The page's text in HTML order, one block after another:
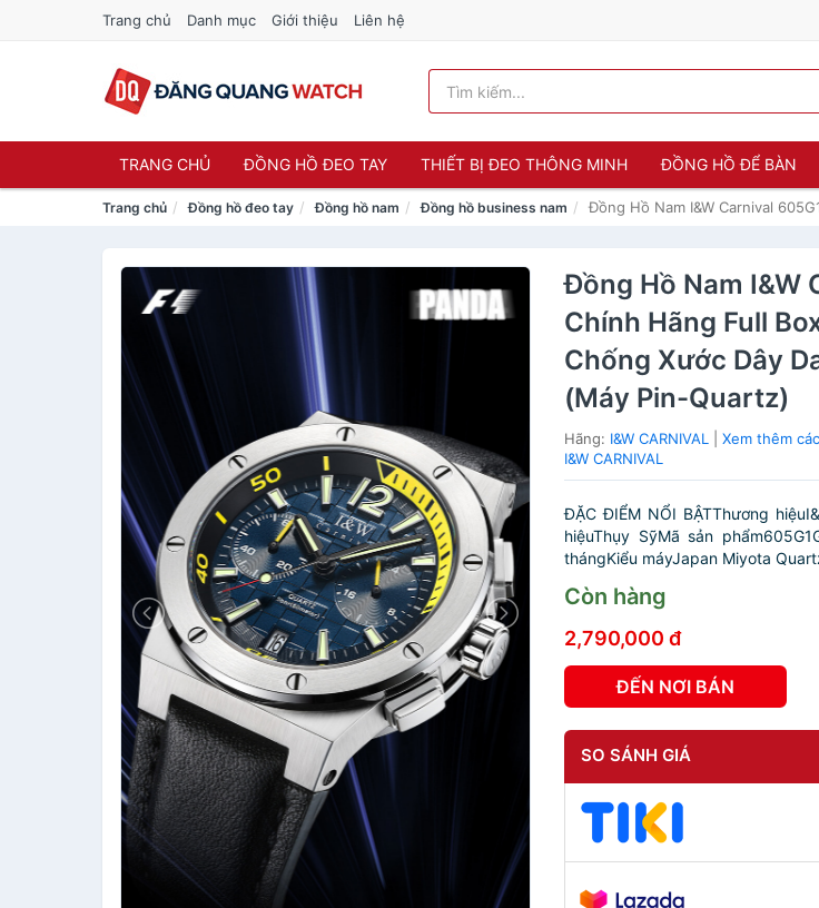
Trang chủ Danh mục Giới thiệu Liên hệ
TRANG CHỦ ĐỒNG HỒ ĐEO TAY THIẾT BỊ ĐEO THÔNG MINH ĐỒNG HỒ ĐỂ BÀN
Trang chủ Đồng hồ đeo tay Đồng hồ nam Đồng hồ business nam Đồng Hồ Nam I&W Carnival
Đồng Hồ Nam I&W
Chính Hãng Full
Chống Xước Dây
(Máy Pin-Quartz)
Hãng: I&W CARNIVAL |Xem thêm
I&W CARNIVAL
ĐẶC ĐIỂM NỔI BẬTThương
hiệuThụy SỹMã sản
thángKiểu máyJapan Miyota
Còn hàng
2,790,000 đ
ĐẾN NƠI BÁN
SO SÁNH GIÁ